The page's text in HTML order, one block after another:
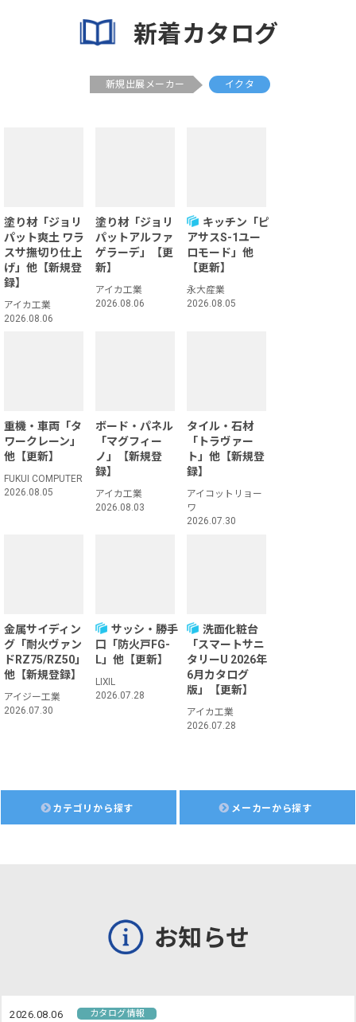
新着カタログ
新規出展メーカー イクタ
塗り材「ジョリ
パット爽土 ワラ
スサ撫切り仕上
げ」他【新規登
録】
アイカ工業
2026.08.06
塗り材「ジョリ
パットアルファ
ゲラーデ」【更
新】
アイカ工業
2026.08.06
キッチン「ピ
アサスS-1ユー
ロモード」他
【更新】
永大産業
2026.08.05
重機・車両「タ
ワークレーン」
他【更新】
FUKUI COMPUTER
2026.08.05
ボード・パネル
「マグフィー
ノ」【新規登
録】
アイカ工業
2026.08.03
タイル・石材
「トラヴァー
ト」他【新規登
録】
アイコットリョー
ワ
2026.07.30
金属サイディン
グ「耐火ヴァン
ドRZ75/RZ50」
他【新規登録】
アイジー工業
2026.07.30
サッシ・勝手
口「防火戸FG-
L」他【更新】
LIXIL
2026.07.28
洗面化粧台
「スマートサニ
タリーU 2026年
6月カタログ
版」【更新】
アイカ工業
2026.07.28
カテゴリから探す メーカーから探す
お知らせ
2026.08.06 カタログ情報